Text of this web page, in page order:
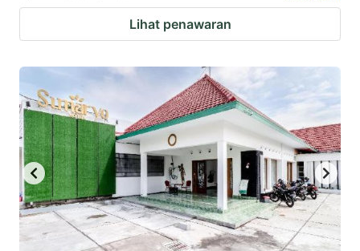
Lihat penawaran